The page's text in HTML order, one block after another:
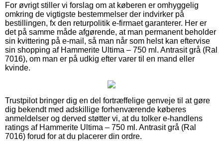
For øvrigt stiller vi forslag om at køberen er omhyggelig
omkring de vigtigste bestemmelser der indvirker på
bestillingen, fx den returpolitik e-firmaet garanterer. Her er
det på samme måde afgørende, at man permanent beholder
sin kvittering på e-mail, så man når som helst kan eftervise
sin shopping af Hammerite Ultima – 750 ml. Antrasit grå (Ral
7016), om man er på udkig efter varer til en mand eller
kvinde.
Trustpilot bringer dig en del fortræffelige genveje til at gøre
dig bekendt med adskillige forhenværende køberes
anmeldelser og derved støtter vi, at du tolker e-handlens
ratings af Hammerite Ultima – 750 ml. Antrasit grå (Ral
7016) forud for at du placerer din ordre.